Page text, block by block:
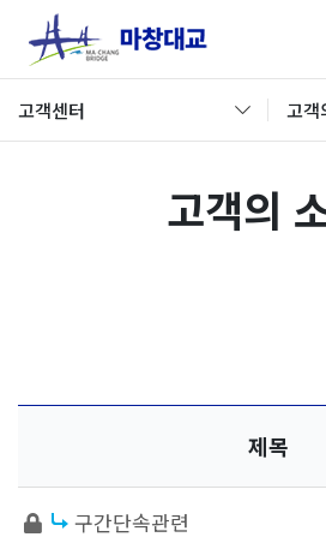
고객센터 고객
고객의
제목
구간단속관련